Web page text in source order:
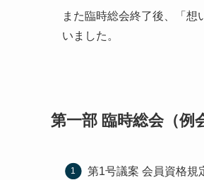
また臨時総会終了後、「
いました。
第一部 臨時総会（例
第1号議案 会員資格規